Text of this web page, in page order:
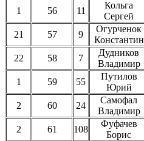
1
56 11
Кольга
Сергей
21 57 9
Огурченок
Константин
22 58 7
Дудников
Владимир
1 59 55
Путилов
Юрий
2 60 24
Самофал
Владимир
2 61 108
Фуфачев
Борис